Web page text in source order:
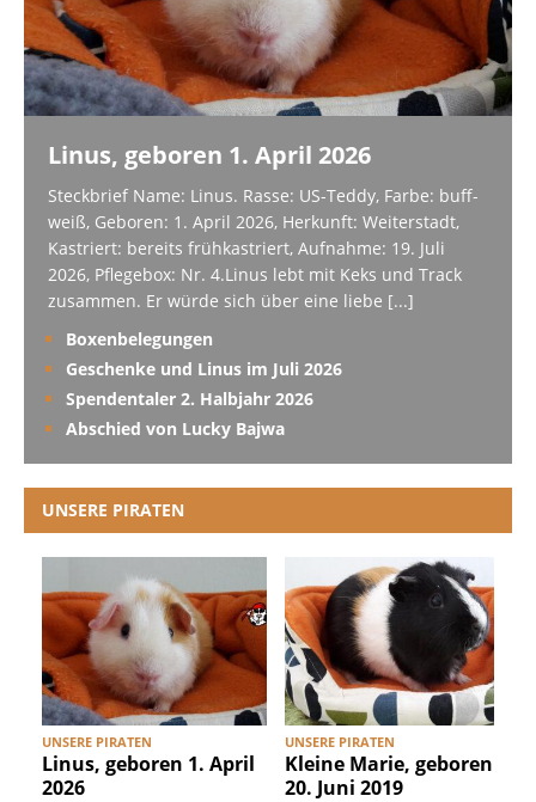
Linus, geboren 1. April 2026
Steckbrief Name: Linus. Rasse: US-Teddy, Farbe: buff-
weiß, Geboren: 1. April 2026, Herkunft: Weiterstadt,
Kastriert: bereits frühkastriert, Aufnahme: 19. Juli
2026, Pflegebox: Nr. 4.Linus lebt mit Keks und Track
zusammen. Er würde sich über eine liebe [...]
Boxenbelegungen
Geschenke und Linus im Juli 2026
Spendentaler 2. Halbjahr 2026
Abschied von Lucky Bajwa
UNSERE PIRATEN
UNSERE PIRATEN
Linus, geboren 1. April
2026
UNSERE PIRATEN
Kleine Marie, geboren
20. Juni 2019